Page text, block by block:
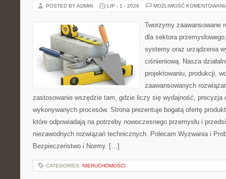
POSTED BY ADMIN LIP - 1 - 2026 MOŻLIWOŚĆ
Tworzymy zaawansowane
dla sektora
systemy oraz urządzenia
ciśnieniową. Nasza
projektowaniu, produkcji,
zaawansowanych
zastosowanie wszędzie tam, gdzie liczy się wydajność, precyzja
wykonywanych procesów. Strona prezentuje bogatą ofertę
które odpowiadają na potrzeby nowoczesnego przemysłu i
niezawodnych rozwiązań technicznych. Polecam Wyzwania i
Bezpieczeństwo i Normy. […]
CATEGORIES: NIERUCHOMOŚCI